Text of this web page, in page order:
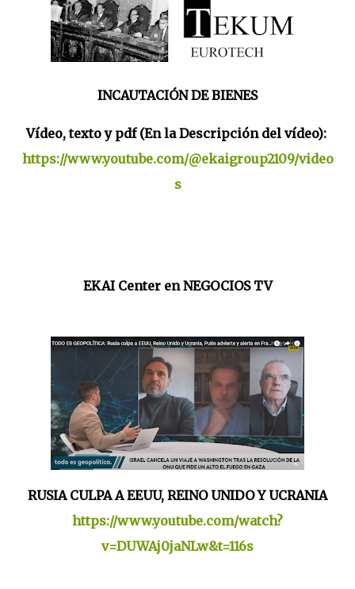
INCAUTACIÓN DE BIENES
Vídeo, texto y pdf (En la Descripción del vídeo):
https://www.youtube.com/@ekaigroup2109/video
s
EKAI Center en NEGOCIOS TV
RUSIA CULPA A EEUU, REINO UNIDO Y UCRANIA
https://www.youtube.com/watch?
v=DUWAj0jaNLw&t=116s